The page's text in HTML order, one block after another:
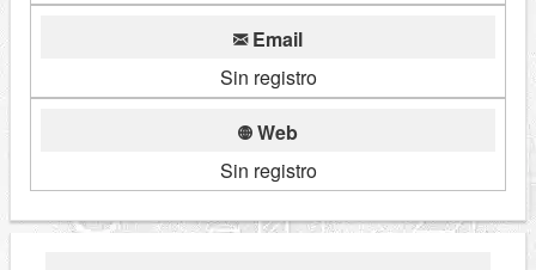
Email
Sin registro
Web
Sin registro